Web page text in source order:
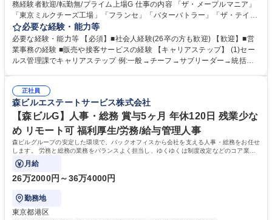
務経験者歓迎/転勤無/プライム上場G 仕事の内容 「ザ・メープルマニア」
「東京ミルクチーズ工場」「フランセ」「バターバトラー」「ザ・テイラ
ー」「DROOLY」等のブランドを多数展開する当社にて、オリジナル菓子
ブランド商品の事務業務をお任せいたします。 【具体的な業務内容】 ■店
舗からの発注受付/PC入力業務 ■受電対応(社内/社外) ■商品のマスター登
録 ■日々の売上抽出・報告 ■提携企業への書類送付業務 ■契約書管理業務
必要な経験・能力等
必要な経験・能力等 【必須】■社会人経験(26卒の方も歓迎) 【歓迎】■営
業事務の経験 ■販売や接客サービスの経験 【キャリアステップ】 (1)セー
ルス管理課でキャリアステップ 例:一般→チーフ→サブリーダー→統括リ
や個別面談を通してご自身のキャリアと向き合っていただき、会社として
もバックアップしていきます。 学歴・資格 学歴：大学院 大学 高専 短大
専修学校 高校 語学力： 資格：
正社員
森ビルエステートサービス株式会社
【森ビルG】人事・総務 賞与5ヶ月 年休120日 残業少な
め リモート可 福利厚生/労務/給与管理人事
森ビルグループの安定した環境で、バックオフィスから会社を支える人事・総務をお任せ
します。 労務と総務の業務をバランスよく担当し、ゆくゆくは制度改定などのコア業務
にも挑戦できる、やりがいある環境です。
月給
26万2000円～36万4000円
勤務地
東京都港区